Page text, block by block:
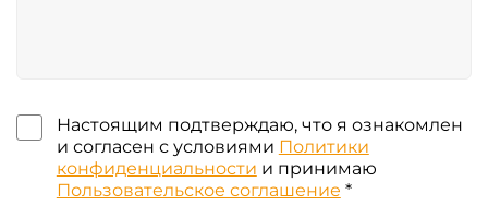
Настоящим подтверждаю, что я ознакомлен
и согласен с условиями Политики
конфиденциальности и принимаю
Пользовательское соглашение *